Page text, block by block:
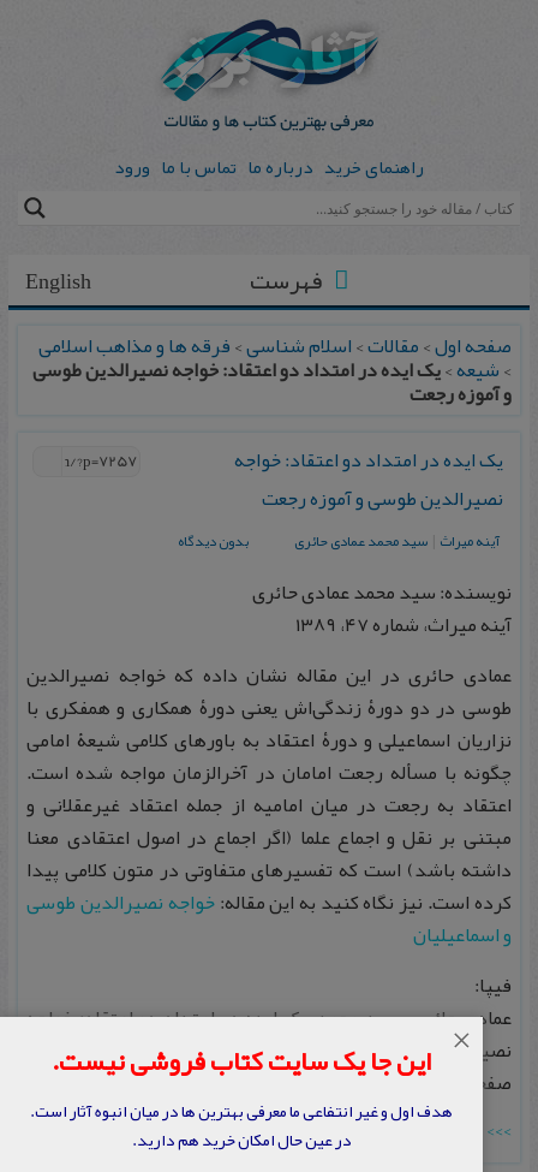
راهنمای خرید درباره ما تماس با ما ورود
English فهرست
صفحه اول>مقالات>اسلام شناسی>فرقه ها و مذاهب اسلامی
>شیعه>یک ایده در امتداد دو اعتقاد: خواجه نصیرالدین طوسی
و آموزه رجعت
یک ایده در امتداد دو اعتقاد: خواجه
نصیرالدین طوسی و آموزه رجعت
آینه میراث |سید محمد عمادی حائری بدون دیدگاه
نویسنده: سید محمد عمادی حائری
آینه میراث، شماره ۴۷، ۱۳۸۹
عمادی حائری در این مقاله نشان داده که خواجه نصیرالدین
طوسی در دو دورۀ زندگی‌اش یعنی دورۀ همکاری و همفکری با
نزاریان اسماعیلی و دورۀ اعتقاد به باورهای کلامی شیعۀ امامی
چگونه با مسأله رجعت امامان در آخرالزمان مواجه شده است.
اعتقاد به رجعت در میان امامیه از جمله اعتقاد غیرعقلانی و
مبتنی بر نقل و اجماع علما (اگر اجماع در اصول اعتقادی معنا
داشته باشد) است که تفسیرهای متفاوتی در متون کلامی پیدا
کرده است. نیز نگاه کنید به این مقاله:خواجه نصیرالدین طوسی
و اسماعیلیان
فیپا:
عمادی حائری، سید محمد، یک ایده در امتداد دو اعتقاد: خواجه
صفحه ۱۷۱- ۱۸۴.
>>> برای دانلود رایگان مقاله عضو شوید
این جا یک سایت کتاب فروشی نیست.
هدف اول و غیر انتفاعی ما معرفی بهترین ها در میان انبوه آثار است.
در عین حال امکان خرید هم دارید.
×